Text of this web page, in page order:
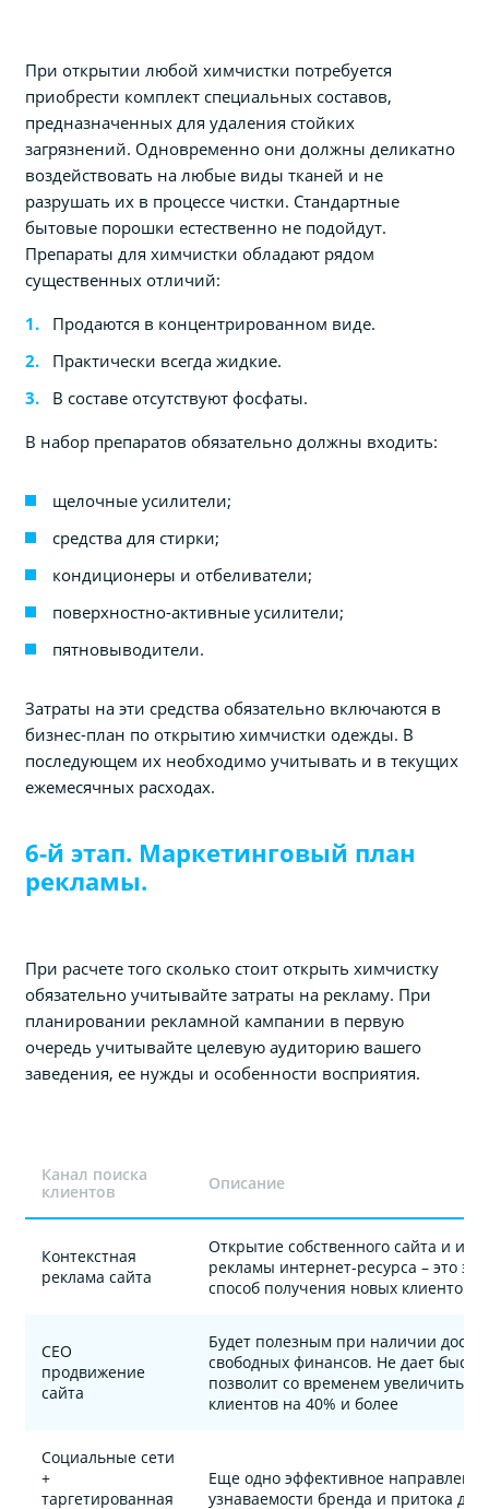
При открытии любой химчистки потребуется
приобрести комплект специальных составов,
предназначенных для удаления стойких
загрязнений. Одновременно они должны деликатно
воздействовать на любые виды тканей и не
разрушать их в процессе чистки. Стандартные
бытовые порошки естественно не подойдут.
Препараты для химчистки обладают рядом
существенных отличий:
Продаются в концентрированном виде.
Практически всегда жидкие.
В составе отсутствуют фосфаты.
В набор препаратов обязательно должны входить:
щелочные усилители;
средства для стирки;
кондиционеры и отбеливатели;
поверхностно-активные усилители;
пятновыводители.
Затраты на эти средства обязательно включаются в
бизнес-план по открытию химчистки одежды. В
последующем их необходимо учитывать и в текущих
ежемесячных расходах.
6-й этап. Маркетинговый план
рекламы.
При расчете того сколько стоит открыть химчистку
обязательно учитывайте затраты на рекламу. При
планировании рекламной кампании в первую
очередь учитывайте целевую аудиторию вашего
заведения, ее нужды и особенности восприятия.
Канал поиска
клиентов
Описание
Контекстная
реклама сайта
Открытие собственного сайта и
рекламы интернет-ресурса – это
способ получения новых клиентов
СЕО
продвижение
сайта
Будет полезным при наличии
свободных финансов. Не дает
позволит со временем увеличить
клиентов на 40% и более
Социальные сети
+
таргетированная
Еще одно эффективное
узнаваемости бренда и притока